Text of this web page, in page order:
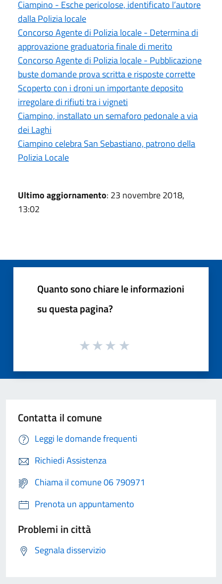
Ciampino - Esche pericolose, identificato l’autore
dalla Polizia locale
Concorso Agente di Polizia locale - Determina di
approvazione graduatoria finale di merito
Concorso Agente di Polizia locale - Pubblicazione
buste domande prova scritta e risposte corrette
Scoperto con i droni un importante deposito
irregolare di rifiuti tra i vigneti
Ciampino, installato un semaforo pedonale a via
dei Laghi
Ciampino celebra San Sebastiano, patrono della
Polizia Locale
Ultimo aggiornamento: 23 novembre 2018,
13:02
Quanto sono chiare le informazioni
su questa pagina?
Contatta il comune
Leggi le domande frequenti
Richiedi Assistenza
Chiama il comune 06 790971
Prenota un appuntamento
Problemi in città
Segnala disservizio